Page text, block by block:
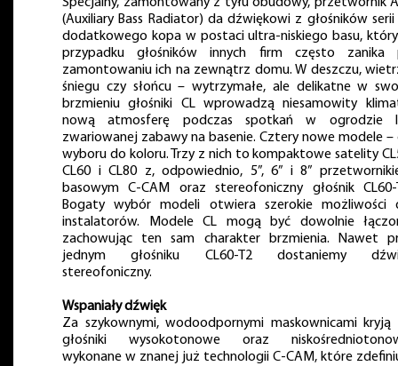
(Auxiliary Bass Radiator) da dźwiękowi z głośników serii
dodatkowego kopa w postaci ultra-niskiego basu,
przypadku głośników innych firm często zanika
zamontowaniu ich na zewnątrz domu. W deszczu,
śniegu czy słońcu – wytrzymałe, ale delikatne w
brzmieniu głośniki CL wprowadzą niesamowity
nową atmosferę podczas spotkań w ogrodzie
zwariowanej zabawy na basenie. Cztery nowe modele –
wyboru do koloru. Trzy z nich to kompaktowe satelity
CL60 i CL80 z, odpowiednio, 5”, 6” i 8”
basowym C-CAM oraz stereofoniczny głośnik CL60-
Bogaty wybór modeli otwiera szerokie możliwości
instalatorów. Modele CL mogą być dowolnie
zachowując ten sam charakter brzmienia. Nawet
jednym głośniku CL60-T2 dostaniemy
stereofoniczny.
Wspaniały dźwięk
Za szykownymi, wodoodpornymi maskownicami kryją
głośniki wysokotonowe oraz
wykonane w znanej już technologii C-CAM, które